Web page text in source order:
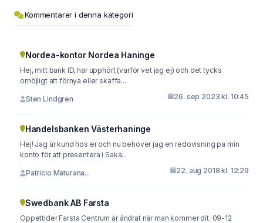
Kommentarer i denna kategori
Nordea-kontor Nordea Haninge
Hej, mitt bank ID, har upphört (varför vet jag ej) och det tycks
omöjligt att förnya eller skaffa...
Sten Lindgren 26. sep 2023 kl. 10:45
Handelsbanken Västerhaninge
Hej! Jag är kund hos er och nu behöver jag en redovisning pa min
konto för att presentera i Saka...
Patricio Maturana... 22. aug 2018 kl. 12:29
Swedbank AB Farsta
Öppettider Farsta Centrum är ändrat när man kommer dit. 09-12